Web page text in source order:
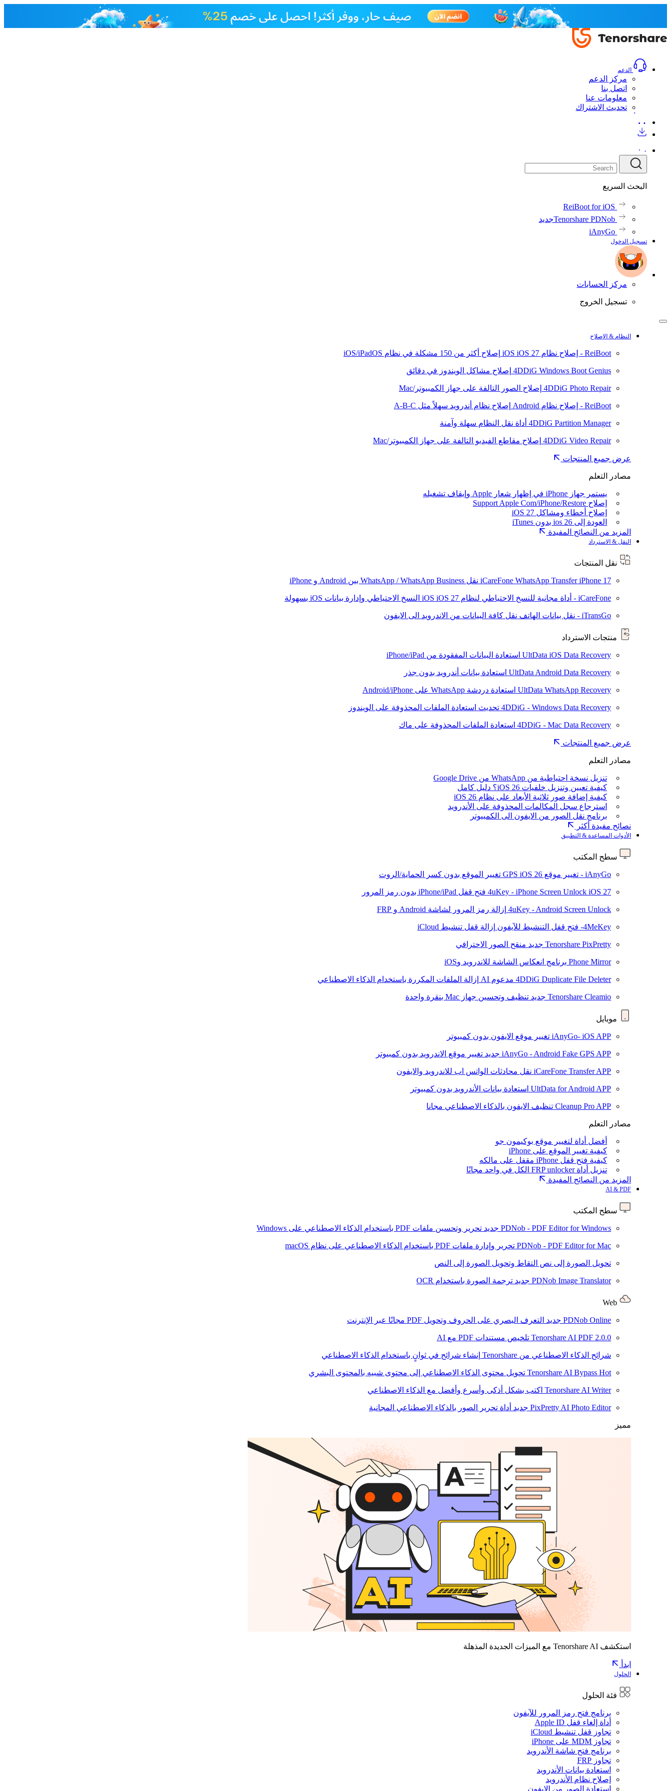
الدعم
مركز الدعم
اتصل بنا
معلومات عنا
تحديث الاشتراك
البحث السريع
ReiBoot for iOS
Tenorshare PDNobجديد
iAnyGo
تسجيل الدخول
مركز الحسابات
تسجيل الخروج
النظام & الإصلاح
ReiBoot - إصلاح نظام iOS iOS 27 إصلاح أكثر من 150 مشكلة في نظام iOS/iPadOS
4DDiG Windows Boot Genius إصلاح مشاكل الويندوز في دقائق
4DDiG Photo Repair إصلاح الصور التالفة على جهاز الكمبيوتر/Mac
ReiBoot - إصلاح نظام Android إصلاح نظام أندرويد سهلاً مثل A-B-C
4DDiG Partition Manager أداة نقل النظام سهلة وآمنة
4DDiG Video Repair إصلاح مقاطع الفيديو التالفة على جهاز الكمبيوتر/Mac
عرض جميع المنتجات
مصادر التعلم
يستمر جهاز iPhone في إظهار شعار Apple وإيقاف تشغيله
إصلاح Support Apple Com/iPhone/Restore
إصلاح أخطاء ومشاكل iOS 27
العودة إلى ios 26 بدون iTunes
المزيد من النصائح المفيدة
النقل & الاسترداد
نقل المنتجات
iCareFone WhatsApp TransferiPhone 17 نقل WhatsApp / WhatsApp Business بين Android و iPhone
iCareFone - أداة مجانية للنسخ الاحتياطي لنظام iOS iOS 27 النسخ الاحتياطي وإدارة بيانات iOS بسهولة
iTransGo - نقل بيانات الهاتف نقل كافة البيانات من الاندرويد الى الايفون
منتجات الاسترداد
UltData iOS Data Recovery استعادة البيانات المفقودة من iPhone/iPad
UltData Android Data Recovery استعادة بيانات أندرويد بدون جذر
UltData WhatsApp Recovery استعادة دردشة WhatsApp على Android/iPhone
4DDiG - Windows Data Recovery تحديث استعادة الملفات المحذوفة على الويندوز
4DDiG - Mac Data Recovery استعادة الملفات المحذوفة على ماك
عرض جميع المنتجات
مصادر التعلم
تنزيل نسخة احتياطية من WhatsApp من Google Drive
كيفية تعيين وتنزيل خلفيات iOS 26؟ دليل كامل
كيفية إضافة صور ثلاثية الأبعاد على نظام iOS 26
استرجاع سجل المكالمات المحذوفة على الأندرويد
برنامج نقل الصور من الايفون الى الكمبيوتر
نصائح مفيدة أكثر
الأدوات المساعدة & التطبيق
سطح المكتب
iAnyGo - تغيير موقع GPS iOS 26 تغيير الموقع بدون كسر الحماية/الروت
4uKey - iPhone Screen Unlock iOS 27 فتح قفل iPhone/iPad بدون رمز المرور
4uKey - Android Screen Unlock إزالة رمز المرور لشاشة Android و FRP
4MeKey- فتح قفل التنشيط للآيفون إزالة قفل تنشيط iCloud
Tenorshare PixPretty جديد منقح الصور الاحترافي
Phone Mirror برنامج انعكاس الشاشة للاندرويد وiOS
4DDiG Duplicate File Deleter مدعوم AI إزالة الملفات المكررة باستخدام الذكاء الاصطناعي
Tenorshare Cleamio جديد تنظيف وتحسين جهاز Mac بنقرة واحدة
موبايل
iAnyGo- iOS APP تغيير موقع الايفون بدون كمبيوتر
iAnyGo - Android Fake GPS APP جديد تغيير موقع الاندرويد بدون كمبيوتر
iCareFone Transfer APP نقل محادثات الواتس اب للاندرويد والايفون
UltData for Android APP استعادة بيانات الأندرويد بدون كمبيوتر
Cleanup Pro APP تنظيف الايفون بالذكاء الاصطناعي مجانا
مصادر التعلم
أفضل أداة لتغيير موقع بوكيمون جو
كيفية تغيير الموقع على iPhone
كيفية فتح قفل iPhone مقفل على مالكه
تنزيل أداة FRP unlocker الكل في واحد مجانًا
المزيد من النصائح المفيدة
AI & PDF
سطح المكتب
PDNob - PDF Editor for Windows جديد تحرير وتحسين ملفات PDF باستخدام الذكاء الاصطناعي على Windows
PDNob - PDF Editor for Mac تحرير وإدارة ملفات PDF باستخدام الذكاء الاصطناعي على نظام macOS
تحويل الصورة إلى نص التقاط وتحويل الصورة إلى النص
PDNob Image Translator جديد ترجمة الصورة باستخدام OCR
PDNob Online جديد التعرف البصري على الحروف وتحويل PDF مجانًا عبر الإنترنت
Tenorshare AI PDF 2.0.0 تلخيص مستندات PDF مع AI
شرائح الذكاء الاصطناعي من Tenorshare إنشاء شرائح في ثوانٍ باستخدام الذكاء الاصطناعي
Tenorshare AI Bypass Hot تحويل محتوى الذكاء الاصطناعي إلى محتوى شبيه بالمحتوى البشري
Tenorshare AI Writer اكتب بشكل أذكى وأسرع وأفضل مع الذكاء الاصطناعي
PixPretty AI Photo Editor جديد أداة تحرير الصور بالذكاء الاصطناعي المجانية
مميز
استكشف Tenorshare AI مع الميزات الجديدة المذهلة
ابدأ
الحلول
فئة الحلول
برنامج فتح رمز المرور للآيفون
أداة إلغاء قفل Apple ID
تجاوز قفل تنشيط iCloud
تجاوز MDM على iPhone
برنامج فتح شاشة الأندرويد
تجاوز FRP
استعادة بيانات الأندرويد
إصلاح نظام الأندرويد
استعادة الصور من الايفون